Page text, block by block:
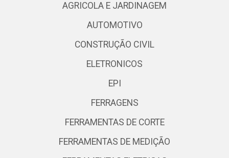
AGRICOLA E JARDINAGEM
AUTOMOTIVO
CONSTRUÇÃO CIVIL
ELETRONICOS
EPI
FERRAGENS
FERRAMENTAS DE CORTE
FERRAMENTAS DE MEDIÇÃO